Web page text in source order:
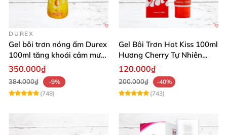
DUREX
Gel bôi trơn nóng ấm Durex
100ml tăng khoái cảm mượt
mà
350.000₫
384.000₫
-9%
(748)
Gel Bôi Trơn Hot Kiss 100ml
Hương Cherry Tự Nhiên
Mượt Mà
120.000₫
200.000₫
-40%
(743)